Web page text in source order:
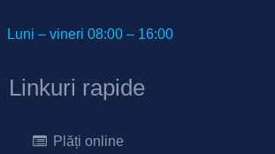
Luni – vineri 08:00 – 16:00
Linkuri rapide
Plăți online